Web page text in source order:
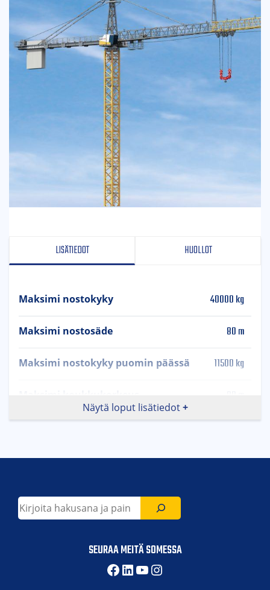
LISÄTIEDOT HUOLLOT
Maksimi nostokyky 40000 kg
Maksimi nostosäde 80 m
Maksimi nostokyky puomin päässä 11500 kg
Näytä loput lisätiedot
Etsi
SEURAA MEITÄ SOMESSA
Facebook
LinkedIn
YouTube
Instagram